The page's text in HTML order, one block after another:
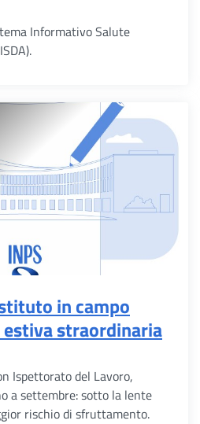
Informativo Salute
in campo
straordinaria
Ispettorato del Lavoro,
a settembre: sotto la lente
rischio di sfruttamento.